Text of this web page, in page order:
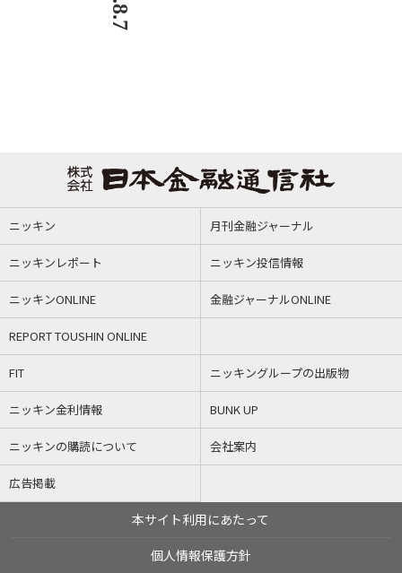
ニッキン 月刊金融ジャーナル
ニッキンレポート ニッキン投信情報
ニッキンONLINE 金融ジャーナルONLINE
REPORT TOUSHIN ONLINE
FIT ニッキングループの出版物
ニッキン金利情報 BUNK UP
ニッキンの購読について 会社案内
広告掲載
本サイト利用にあたって
個人情報保護方針